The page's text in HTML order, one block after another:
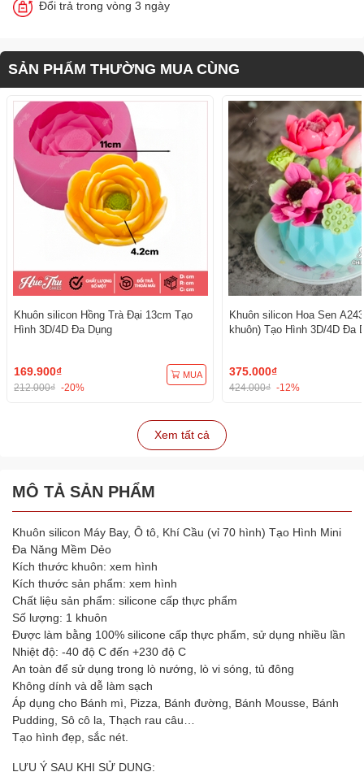
Đổi trả trong vòng 3 ngày
SẢN PHẨM THƯỜNG MUA CÙNG
Khuôn silicon Hồng Trà Đại 13cm Tạo
Hình 3D/4D Đa Dụng
169.900₫
212.000₫ -20%
MUA
Khuôn silicon Hoa Sen
khuôn) Tạo Hình 3D/4D Đa
375.000₫
424.000₫ -12%
Xem tất cả
MÔ TẢ SẢN PHẨM
Khuôn silicon Máy Bay, Ô tô, Khí Cầu (vỉ 70 hình) Tạo Hình Mini
Đa Năng Mềm Dẻo
Kích thước khuôn: xem hình
Kích thước sản phẩm: xem hình
Chất liệu sản phẩm: silicone cấp thực phẩm
Số lượng: 1 khuôn
Được làm bằng 100% silicone cấp thực phẩm, sử dụng nhiều lần
Nhiệt độ: -40 độ C đến +230 độ C
An toàn để sử dụng trong lò nướng, lò vi sóng, tủ đông
Không dính và dễ làm sạch
Áp dụng cho Bánh mì, Pizza, Bánh đường, Bánh Mousse, Bánh
Pudding, Sô cô la, Thạch rau câu…
Tạo hình đẹp, sắc nét.
LƯU Ý SAU KHI SỬ DỤNG: